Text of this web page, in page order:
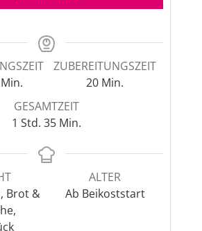
Min.
ZUBEREITUNGSZEIT
20Minuten
Min.
GESAMTZEIT
1 Stunde
Std. 35Minuten
Min.
Brot &
ALTER
Ab Beikoststart